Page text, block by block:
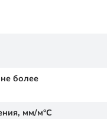
более
мм/м°С